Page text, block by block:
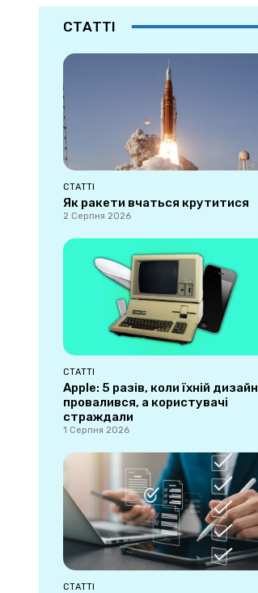
СТАТТІ
СТАТТІ
Як ракети вчаться крутитися
2 Серпня 2026
СТАТТІ
Apple: 5 разів, коли їхній дизайн
провалився, а користувачі
страждали
1 Серпня 2026
СТАТТІ